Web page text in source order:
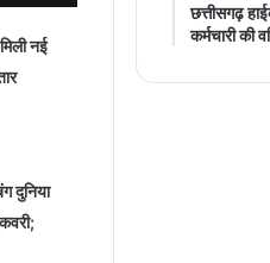
नई
दुनिया
छत्तीसगढ़
कर्मचारी की